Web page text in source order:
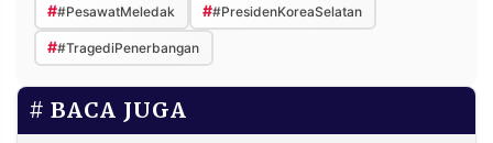
##PesawatMeledak ##PresidenKoreaSelatan
##TragediPenerbangan
BACA JUGA